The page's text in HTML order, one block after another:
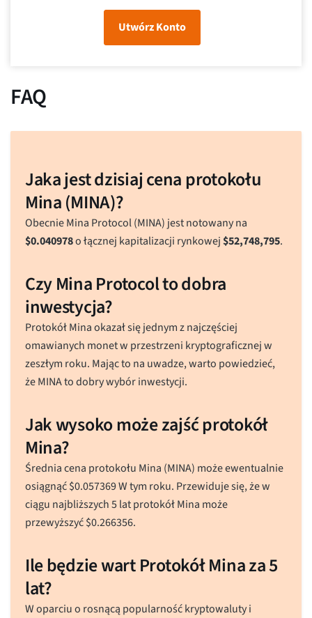
Utwórz Konto
FAQ
Jaka jest dzisiaj cena protokołu
Mina (MINA)?
Obecnie Mina Protocol (MINA) jest notowany na
$0.040978o łącznej kapitalizacji rynkowej$52,748,795.
Czy Mina Protocol to dobra
inwestycja?
Protokół Mina okazał się jednym z najczęściej
omawianych monet w przestrzeni kryptograficznej w
zeszłym roku. Mając to na uwadze, warto powiedzieć,
że MINA to dobry wybór inwestycji.
Jak wysoko może zajść protokół
Mina?
Średnia cena protokołu Mina (MINA) może ewentualnie
osiągnąć$0.057369W tym roku. Przewiduje się, że w
ciągu najbliższych 5 lat protokół Mina może
przewyższyć$0.266356.
Ile będzie wart Protokół Mina za 5
lat?
W oparciu o rosnącą popularność kryptowaluty i